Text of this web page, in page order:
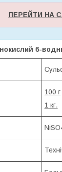
ПЕРЕЙТИ НА
6-
100 г
1 кг.